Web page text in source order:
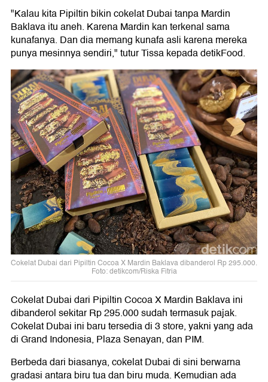
"Kalau kita Pipiltin bikin cokelat Dubai tanpa Mardin
Baklava itu aneh. Karena Mardin kan terkenal sama
kunafanya. Dan dia memang kunafa asli karena mereka
punya mesinnya sendiri," tutur Tissa kepada detikFood.
Cokelat Dubai dari Pipiltin Cocoa X Mardin Baklava dibanderol Rp 295.000.
Foto: detikcom/Riska Fitria
Cokelat Dubai dari Pipiltin Cocoa X Mardin Baklava ini
dibanderol sekitar Rp 295.000 sudah termasuk pajak.
Cokelat Dubai ini baru tersedia di 3 store, yakni yang ada
di Grand Indonesia, Plaza Senayan, dan PIM.
Berbeda dari biasanya, cokelat Dubai di sini berwarna
gradasi antara biru tua dan biru muda. Kemudian ada